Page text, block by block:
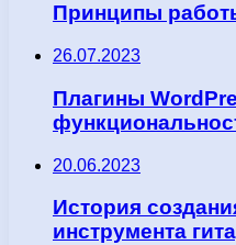
Принципы
26.07.2023
Плагины
20.06.2023
История
инструмента